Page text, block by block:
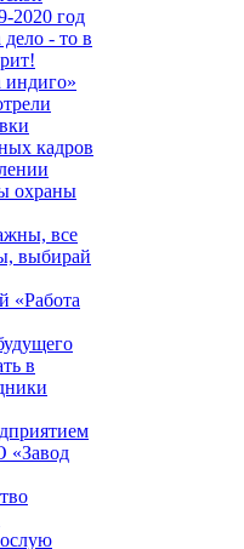
2020 год
дело - то в
кадров
охраны
все
выбирай
«Работа
в
«Завод